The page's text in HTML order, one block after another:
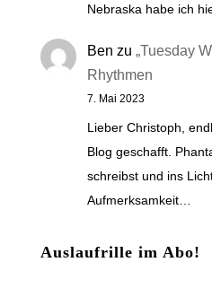
Nebraska habe ich
Ben zu „Tuesday
Rhythmen
7. Mai 2023
Lieber Christoph,
Blog geschafft.
schreibst und ins
Aufmerksamkeit…
Auslaufrille im Abo!